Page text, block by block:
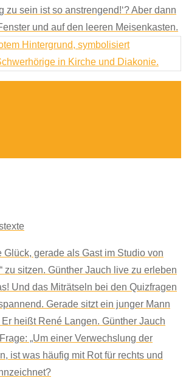
zu sein ist so anstrengend!‘? Aber dann
und auf den leeren Meisenkasten.
Glück, gerade als Gast im Studio von
zu sitzen. Günther Jauch live zu erleben
Und das Miträtseln bei den Quizfragen
Gerade sitzt ein junger Mann
heißt René Langen. Günther Jauch
„Um einer Verwechslung der
ist was häufig mit Rot für rechts und